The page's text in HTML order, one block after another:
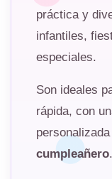
práctica y
infantiles,
especiales.
Son ideales
rápida, con
cumpleañero.